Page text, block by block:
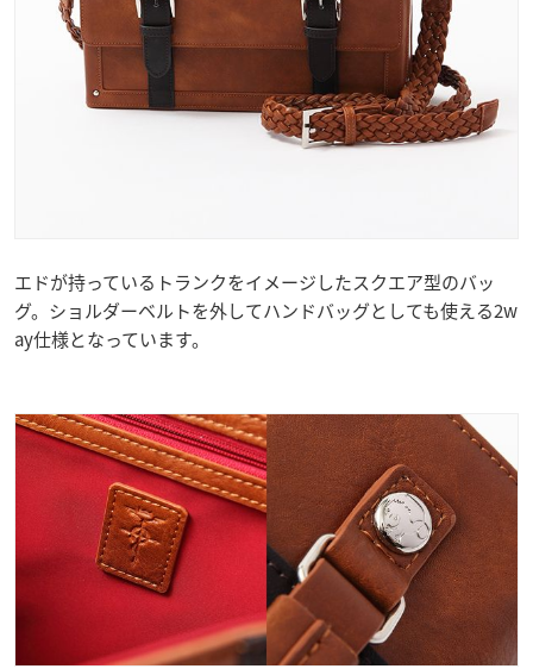
エドが持っているトランクをイメージしたスクエア型のバッ
グ。ショルダーベルトを外してハンドバッグとしても使える2w
ay仕様となっています。